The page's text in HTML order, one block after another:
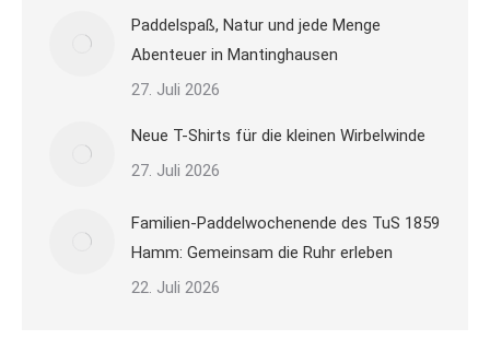
Paddelspaß, Natur und jede Menge
Abenteuer in Mantinghausen
27. Juli 2026
Neue T-Shirts für die kleinen Wirbelwinde
27. Juli 2026
Familien-Paddelwochenende des TuS 1859
Hamm: Gemeinsam die Ruhr erleben
22. Juli 2026